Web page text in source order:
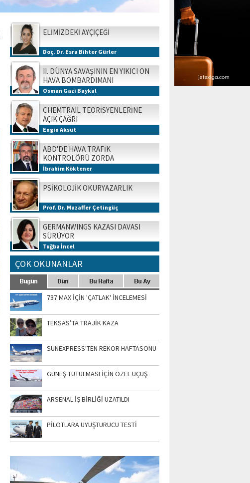
ELİMİZDEKİ AYÇİÇEĞİ
Doç. Dr. Esra Bihter Gürler
II. DÜNYA SAVAŞININ EN YIKICI ON
HAVA BOMBARDIMANI
Osman Gazi Baykal
CHEMTRAIL TEORİSYENLERİNE
AÇIK ÇAĞRI
Engin Aksüt
ABD'DE HAVA TRAFİK
KONTROLÖRÜ ZORDA
İbrahim Köktener
PSİKOLOJİK OKURYAZARLIK
Prof. Dr. Muzaffer Çetingüç
GERMANWINGS KAZASI DAVASI
SÜRÜYOR
Tuğba İncel
ÇOK OKUNANLAR
737 MAX İÇİN 'ÇATLAK' İNCELEMESİ
TEKSAS’TA TRAJİK KAZA
SUNEXPRESS'TEN REKOR HAFTASONU
GÜNEŞ TUTULMASI İÇİN ÖZEL UÇUŞ
ARSENAL İŞ BİRLİĞİ UZATILDI
PİLOTLARA UYUŞTURUCU TESTİ
SİNGAPUR AIRSHOW-2020